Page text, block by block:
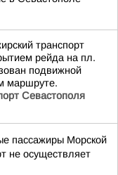
транспорт
рейда на пл.
подвижной
маршруте.
Севастополя
пассажиры Морской
не осуществляет